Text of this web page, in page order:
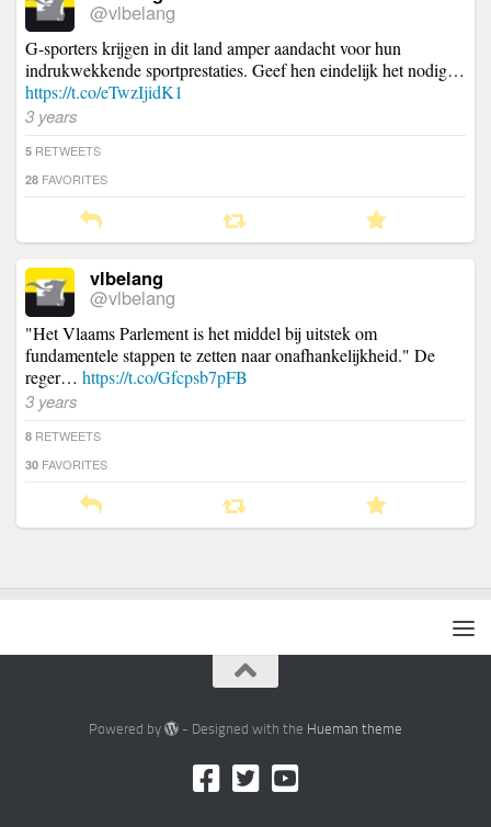
@vlbelang
G-sporters krijgen in dit land amper aandacht voor hun
indrukwekkende sportprestaties. Geef hen eindelijk het nodig…
https://t.co/eTwzIjidK1
3 years
5 RETWEETS
28 FAVORITES
vlbelang
@vlbelang
"Het Vlaams Parlement is het middel bij uitstek om
fundamentele stappen te zetten naar onafhankelijkheid." De
reger… https://t.co/Gfcpsb7pFB
3 years
8 RETWEETS
30 FAVORITES
Powered by - Designed with the Hueman theme